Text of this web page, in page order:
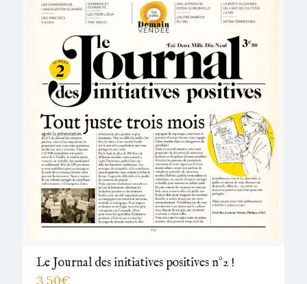
Le Journal des initiatives positives n°2 !
3,50€